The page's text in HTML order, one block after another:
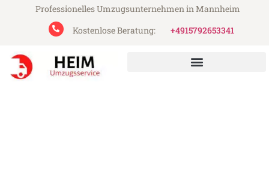
Professionelles Umzugsunternehmen in Mannheim
Kostenlose Beratung:
+4915792653341